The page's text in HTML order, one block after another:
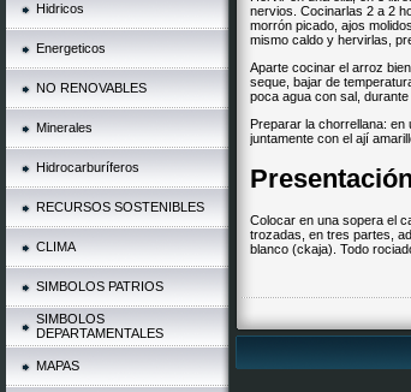
Hidricos
Energeticos
NO RENOVABLES
Minerales
Hidrocarburíferos
RECURSOS SOSTENIBLES
CLIMA
SIMBOLOS PATRIOS
SIMBOLOS
DEPARTAMENTALES
MAPAS
nervios. Cocinarlas 2 a 2
morrón picado, ajos
mismo caldo y hervirlas,
Aparte cocinar el arroz
seque, bajar de
poca agua con sal,
Preparar la chorrellana:
juntamente con el ají
Presentación
Colocar en una sopera el
trozadas, en tres partes,
blanco (ckaja). Todo